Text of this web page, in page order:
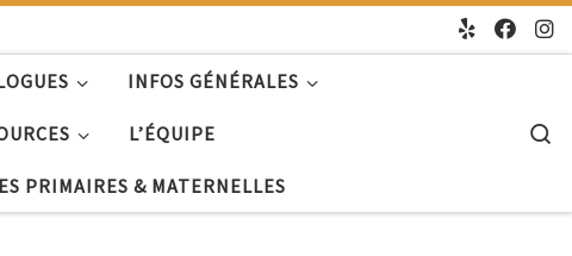
INFOS GÉNÉRALES
L’ÉQUIPE
PRIMAIRES & MATERNELLES